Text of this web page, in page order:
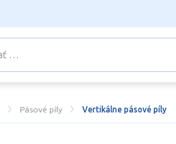
Pásové píly Vertikálne pásové píly